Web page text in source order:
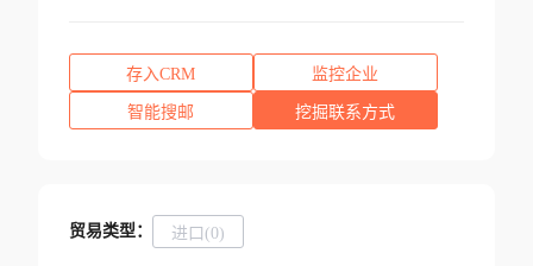
存入CRM 监控企业
智能搜邮 挖掘联系方式
贸易类型： 进口(0)